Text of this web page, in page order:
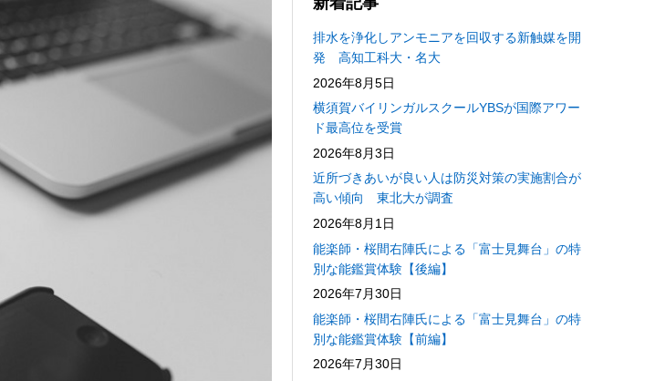
排水を浄化しアンモニアを回収する新触媒を開
発 高知工科大・名大
2026年8月5日
横須賀バイリンガルスクールYBSが国際アワー
ド最高位を受賞
2026年8月3日
近所づきあいが良い人は防災対策の実施割合が
高い傾向 東北大が調査
2026年8月1日
能楽師・桜間右陣氏による「富士見舞台」の特
別な能鑑賞体験【後編】
2026年7月30日
能楽師・桜間右陣氏による「富士見舞台」の特
別な能鑑賞体験【前編】
2026年7月30日